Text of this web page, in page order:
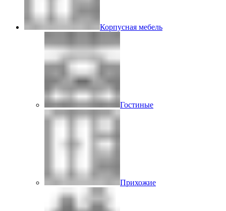
Корпусная мебель
Гостиные
Прихожие